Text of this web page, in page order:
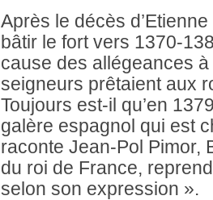
Après le décès
bâtir le fort vers 1370-
cause des allégeances
seigneurs prêtaient aux
Toujours est-il qu’en
galère espagnol qui est
raconte Jean-Pol Pimor,
du roi de France,
selon son expression ».